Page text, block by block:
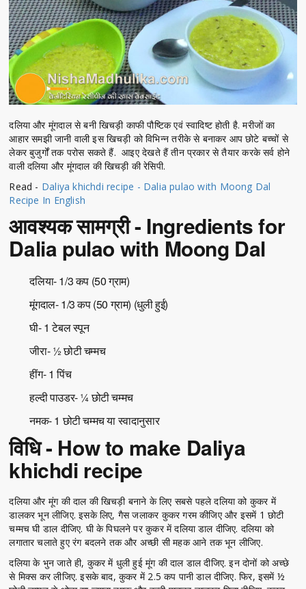
दलिया और मूंगदाल से बनी खिचड़ी काफी पौष्टिक एवं स्वादिष्ट होती है. मरीजों का
आहार समझी जानी वाली इस खिचड़ी को विभिन्न तरीके से बनाकर आप छोटे बच्चों से
लेकर बुजुर्गों तक परोस सकते हैं. आइए देखते हैं तीन प्रकार से तैयार करके सर्व होने
वाली दलिया और मूंगदाल की खिचड़ी की रेसिपी.
Read - Daliya khichdi recipe - Dalia pulao with Moong Dal
Recipe In English
आवश्यक सामग्री - Ingredients for
Dalia pulao with Moong Dal
दलिया- 1/3 कप (50 ग्राम)
मूंगदाल- 1/3 कप (50 ग्राम) (धुली हुई)
घी- 1 टेबल स्पून
जीरा- ½ छोटी चम्मच
हींग- 1 पिंच
हल्दी पाउडर- ¼ छोटी चम्मच
नमक- 1 छोटी चम्मच या स्वादानुसार
विधि - How to make Daliya
khichdi recipe
दलिया और मूंग की दाल की खिचड़ी बनाने के लिए सबसे पहले दलिया को कुकर में
डालकर भून लीजिए. इसके लिए, गैस जलाकर कुकर गरम कीजिए और इसमें 1 छोटी
चम्मच घी डाल दीजिए. घी के पिघलने पर कुकर में दलिया डाल दीजिए. दलिया को
लगातार चलाते हुए रंग बदलने तक और अच्छी सी महक आने तक भून लीजिए.
दलिया के भुन जाते ही, कुकर में धुली हुई मूंग की दाल डाल दीजिए. इन दोनों को अच्छे
से मिक्स कर लीजिए. इसके बाद, कुकर में 2.5 कप पानी डाल दीजिए. फिर, इसमें ½